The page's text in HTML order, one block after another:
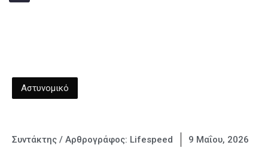
Αστυνομικό
Συντάκτης / Αρθρογράφος: Lifespeed 9 Μαΐου, 2026